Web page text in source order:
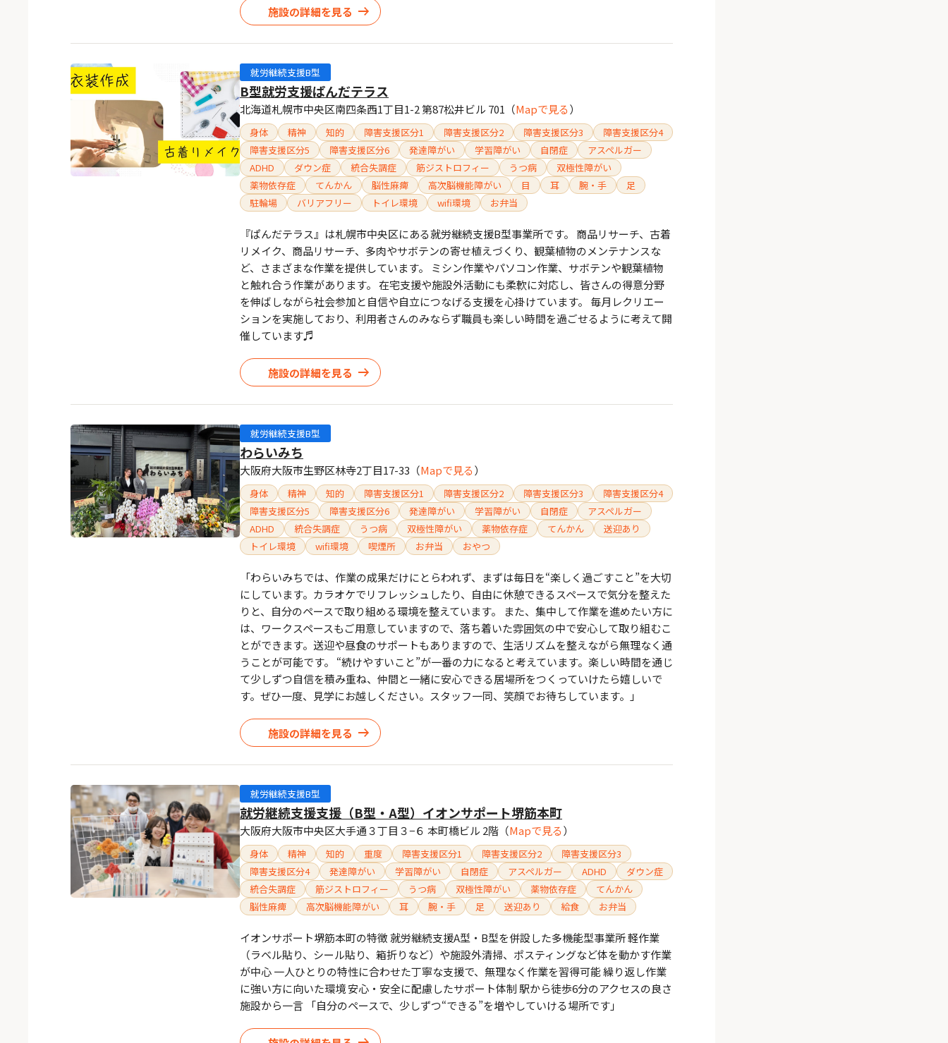
施設の詳細を見る
就労継続支援B型
B型就労支援ぱんだテラス
北海道札幌市中央区南四条西1丁目1-2 第87松井ビル 701 （Mapで見る）
身体 精神 知的 障害支援区分1 障害支援区分2 障害支援区分3
障害支援区分4
障害支援区分5
障害支援区分6 発達障がい 学習障がい 自閉症
アスペルガー
ADHD
ダウン症 統合失調症 筋ジストロフィー うつ病
双極性障がい
薬物依存症
てんかん 脳性麻痺 高次脳機能障がい 目 耳 腕・手
足
駐輪場
バリアフリー トイレ環境 wifi環境 お弁当
『ぱんだテラス』は札幌市中央区にある就労継続支援B型事業所です。 商品リサーチ、古着
リメイク、商品リサーチ、多肉やサボテンの寄せ植えづくり、観葉植物のメンテナンスな
ど、さまざまな作業を提供しています。 ミシン作業やパソコン作業、サボテンや観葉植物
と触れ合う作業があります。 在宅支援や施設外活動にも柔軟に対応し、皆さんの得意分野
を伸ばしながら社会参加と自信や自立につなげる支援を心掛けています。 毎月レクリエー
ションを実施しており、利用者さんのみならず職員も楽しい時間を過ごせるように考えて開
催しています♬
施設の詳細を見る
就労継続支援B型
わらいみち
大阪府大阪市生野区林寺2丁目17-33 （Mapで見る）
身体 精神 知的 障害支援区分1 障害支援区分2 障害支援区分3
障害支援区分4
障害支援区分5
障害支援区分6 発達障がい 学習障がい 自閉症
アスペルガー
ADHD
統合失調症 うつ病 双極性障がい 薬物依存症 てんかん
送迎あり
トイレ環境
wifi環境 喫煙所 お弁当 おやつ
「わらいみちでは、作業の成果だけにとらわれず、まずは毎日を“楽しく過ごすこと”を大切
にしています。カラオケでリフレッシュしたり、自由に休憩できるスペースで気分を整えた
りと、自分のペースで取り組める環境を整えています。 また、集中して作業を進めたい方に
は、ワークスペースもご用意していますので、落ち着いた雰囲気の中で安心して取り組むこ
とができます。送迎や昼食のサポートもありますので、生活リズムを整えながら無理なく通
うことが可能です。 “続けやすいこと”が一番の力になると考えています。楽しい時間を通じ
て少しずつ自信を積み重ね、仲間と一緒に安心できる居場所をつくっていけたら嬉しいで
す。ぜひ一度、見学にお越しください。スタッフ一同、笑顔でお待ちしています。」
施設の詳細を見る
就労継続支援B型
就労継続支援支援（B型・A型）イオンサポート堺筋本町
大阪府大阪市中央区大手通３丁目３−６ 本町橋ビル 2階 （Mapで見る）
身体 精神 知的 重度 障害支援区分1 障害支援区分2
障害支援区分3
障害支援区分4
発達障がい 学習障がい 自閉症 アスペルガー ADHD
ダウン症
統合失調症
筋ジストロフィー うつ病 双極性障がい 薬物依存症
てんかん
脳性麻痺
高次脳機能障がい 耳 腕・手 足 送迎あり 給食 お弁当
イオンサポート堺筋本町の特徴 就労継続支援A型・B型を併設した多機能型事業所 軽作業
（ラベル貼り、シール貼り、箱折りなど）や施設外清掃、ポスティングなど体を動かす作業
が中心 一人ひとりの特性に合わせた丁寧な支援で、無理なく作業を習得可能 繰り返し作業
に強い方に向いた環境 安心・安全に配慮したサポート体制 駅から徒歩6分のアクセスの良さ
施設から一言 「自分のペースで、少しずつ“できる”を増やしていける場所です」